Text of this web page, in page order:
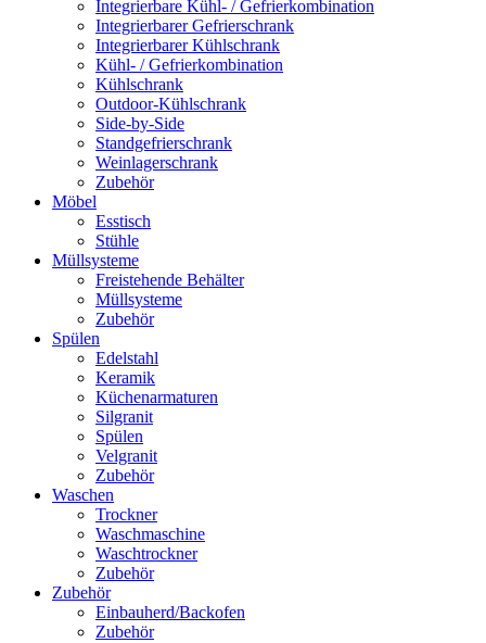
Integrierbare Kühl- / Gefrierkombination
Integrierbarer Gefrierschrank
Integrierbarer Kühlschrank
Kühl- / Gefrierkombination
Kühlschrank
Outdoor-Kühlschrank
Side-by-Side
Standgefrierschrank
Weinlagerschrank
Zubehör
Möbel
Esstisch
Stühle
Müllsysteme
Freistehende Behälter
Müllsysteme
Zubehör
Spülen
Edelstahl
Keramik
Küchenarmaturen
Silgranit
Spülen
Velgranit
Zubehör
Waschen
Trockner
Waschmaschine
Waschtrockner
Zubehör
Zubehör
Einbauherd/Backofen
Zubehör